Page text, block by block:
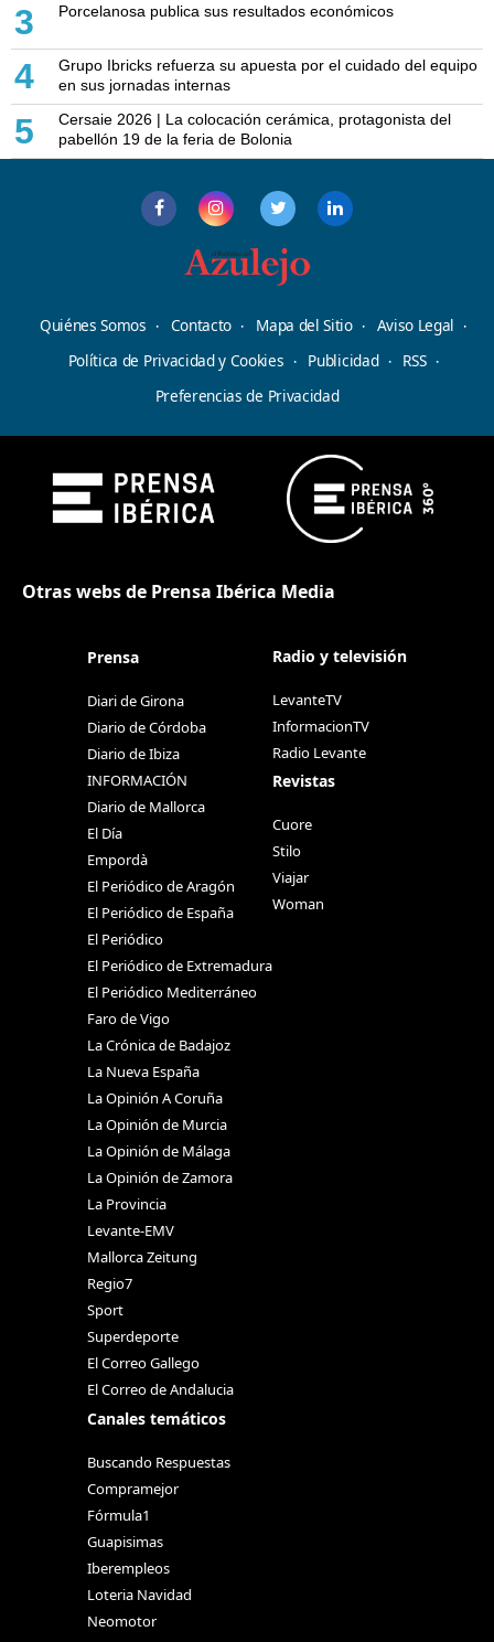
3 Porcelanosa publica sus resultados económicos
4
Grupo Ibricks refuerza su apuesta por el cuidado del equipo
en sus jornadas internas
5
Cersaie 2026 | La colocación cerámica, protagonista del
pabellón 19 de la feria de Bolonia
Quiénes Somos Contacto Mapa del Sitio
Aviso Legal
Política de Privacidad y Cookies
Publicidad
RSS
Preferencias de Privacidad
Otras webs de Prensa Ibérica Media
Prensa
Diari de Girona
Diario de Córdoba
Diario de Ibiza
INFORMACIÓN
Diario de Mallorca
El Día
Empordà
El Periódico de Aragón
El Periódico de España
El Periódico
El Periódico de Extremadura
El Periódico Mediterráneo
Faro de Vigo
La Crónica de Badajoz
La Nueva España
La Opinión A Coruña
La Opinión de Murcia
La Opinión de Málaga
La Opinión de Zamora
La Provincia
Levante-EMV
Mallorca Zeitung
Regio7
Sport
Superdeporte
El Correo Gallego
El Correo de Andalucia
Canales temáticos
Buscando Respuestas
Compramejor
Fórmula1
Guapisimas
Iberempleos
Loteria Navidad
Neomotor
Radio y televisión
LevanteTV
InformacionTV
Radio Levante
Revistas
Cuore
Stilo
Viajar
Woman